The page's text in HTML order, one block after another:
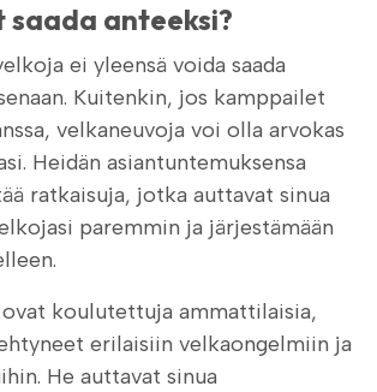
saada anteeksi?
ei yleensä voida saada
Kuitenkin, jos kamppailet
velkaneuvoja voi olla arvokas
Heidän asiantuntemuksensa
ratkaisuja, jotka auttavat sinua
paremmin ja järjestämään
koulutettuja ammattilaisia,
erilaisiin velkaongelmiin ja
He auttavat sinua